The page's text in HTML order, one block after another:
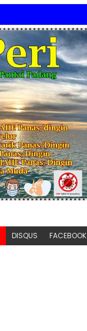
DISQUS FACEBOOK